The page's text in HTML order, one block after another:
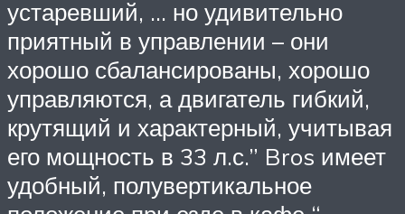
устаревший, … но удивительно
приятный в управлении – они
хорошо сбалансированы, хорошо
управляются, а двигатель гибкий,
крутящий и характерный, учитывая
его мощность в 33 л.с.” Bros имеет
удобный, полувертикальное